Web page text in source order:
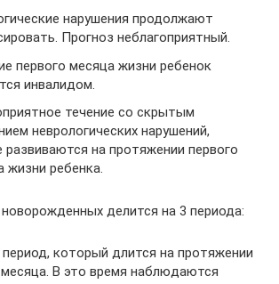
нарушения продолжают
Прогноз неблагоприятный.
первого месяца жизни ребенок
инвалидом.
течение со скрытым
неврологических нарушений,
на протяжении первого
жизни ребенка.
делится на 3 периода:
который длится на протяжении
месяца. В это время наблюдаются